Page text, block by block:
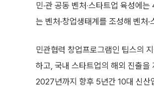
민·관 공동 벤처‧스타트업 육성에
는 벤처·창업생태계를 조성해 벤처
민관협력 창업프로그램인 팁스의
하고, 국내 스타트업의 해외 진출
2027년까지 향후 5년간 10대 신산